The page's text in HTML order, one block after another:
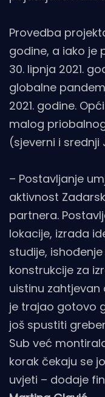
Provedba
godine, a iako je
30. lipnja 2021.
globalne
2021. godine.
malog
(sjeverni i srednji
– Postavljanje
aktivnost
partnera.
lokacije, izrada
studije,
konstrukcije za
uistinu
je trajao gotovo
još spustiti
Sub već
korak čekaju se
uvjeti – dodaje